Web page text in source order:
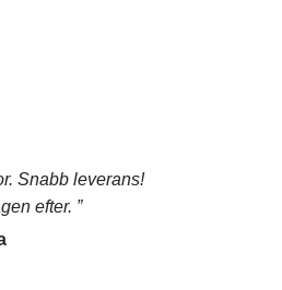
Snabb leverans!
efter.